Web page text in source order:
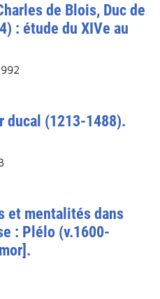
de Blois, Duc de
: étude du XIVe au
ducal (1213-1488).
et mentalités dans
: Plélo (v.1600-